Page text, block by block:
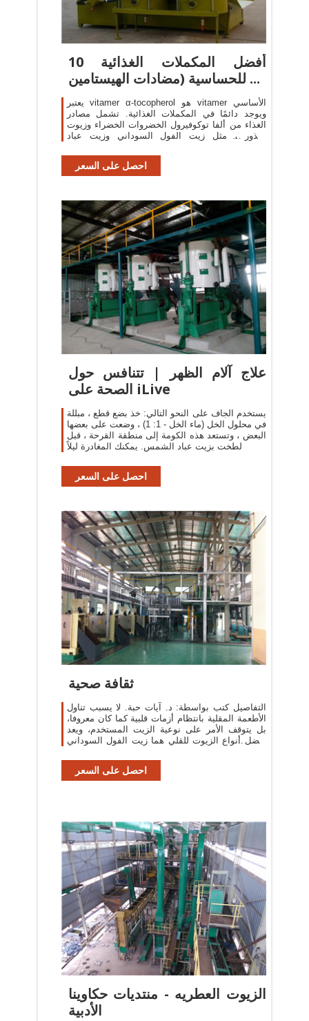
10 أفضل المكملات الغذائية
للحساسية (مضادات الهيستامين ...
يعتبر vitamer α-tocopherol هو vitamer الأساسي
ويوجد دائمًا في المكملات الغذائية. تشمل مصادر
الغذاء من ألفا توكوفيرول الخضروات الخضراء وزيوت
البذور ، مثل زيت الفول السوداني وزيت عباد
احصل على السعر
علاج آلام الظهر | تتنافس حول
الصحة على iLive
يستخدم الجاف على النحو التالي: خذ بضع قطع ، مبللة
في محلول الخل (ماء الخل - 1: 1) ، وضعت على بعضها
البعض ، وتستعد هذه الكومة إلى منطقة القرحة ، قبل
لطخت بزيت عباد الشمس. يمكنك المغادرة ليلاً
احصل على السعر
ثقافة صحية
التفاصيل كتب بواسطة: د. آيات حبة. لا يسبب تناول
الأطعمة المقلية بانتظام أزمات قلبية كما كان معروفا،
بل يتوقف الأمر على نوعية الزيت المستخدم، ويعد
أفضل أنواع الزيوت للقلي هما زيت الفول السوداني
احصل على السعر
الزيوت العطريه - منتديات حكاوينا
الأدبية